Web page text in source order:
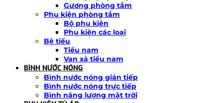
Gương phòng tắm
Phụ kiện phòng tắm
Bộ phụ kiện
Phụ kiện các loại
Bệ tiểu
Tiểu nam
Van xả tiểu nam
BÌNH NƯỚC NÓNG
Bình nước nóng gián tiếp
Bình nước nóng trực tiếp
Bình năng lượng mặt trời